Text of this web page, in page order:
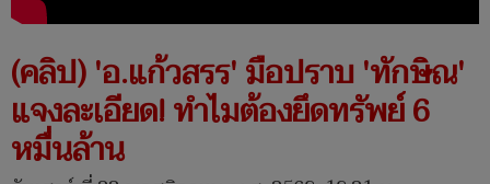
(คลิป) 'อ.แก้วสรร' มือปราบ 'ทักษิณ'
แจงละเอียด! ทำไมต้องยึดทรัพย์ 6
หมื่นล้าน